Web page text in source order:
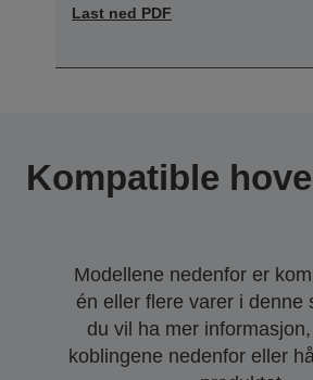
Last ned PDF
Kompatible
Modellene nedenfor er
én eller flere varer i denne
du vil ha mer
koblingene nedenfor eller